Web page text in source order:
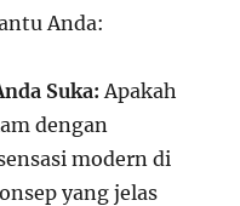
Anda:
Suka: Apakah
dengan
modern di
yang jelas